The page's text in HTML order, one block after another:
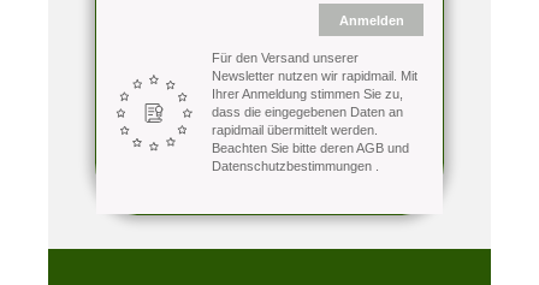
Anmelden
Für den Versand unserer
Newsletter nutzen wir rapidmail. Mit
Ihrer Anmeldung stimmen Sie zu,
dass die eingegebenen Daten an
rapidmail übermittelt werden.
Beachten Sie bitte derenAGB und
Datenschutzbestimmungen